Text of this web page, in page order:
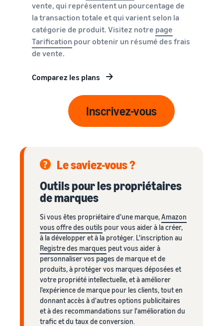
Comment vendre des T-
shirts en ligne
Développez votre marque
de T-shirts
vente, qui représentent un pourcentage de
la transaction totale et qui varient selon la
catégorie de produit. Visitez notre page
Tarification pour obtenir un résumé des frais
de vente.
Comparez les plans
Inscrivez-vous
Le saviez-vous ?
Outils pour les propriétaires
de marques
Si vous êtes propriétaire d'une marque,Amazon
vous offre des outils pour vous aider à la créer,
à la développer et à la protéger. L'inscription au
Registre des marques peut vous aider à
personnaliser vos pages de marque et de
produits, à protéger vos marques déposées et
votre propriété intellectuelle, et à améliorer
l'expérience de marque pour les clients, tout en
donnant accès à d'autres options publicitaires
et à des recommandations sur l'amélioration du
trafic et du taux de conversion.